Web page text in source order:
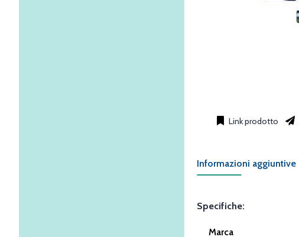
Link prodotto
Informazioni aggiuntive
Specifiche:
Marca